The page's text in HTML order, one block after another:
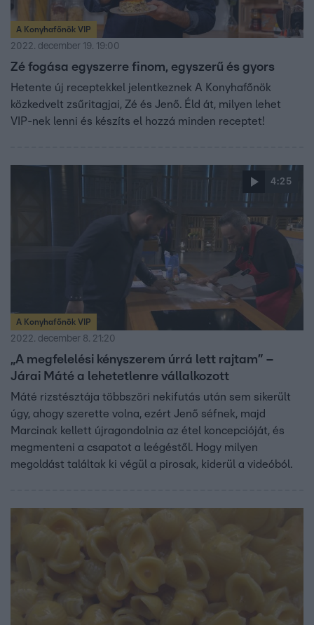
A Konyhafőnök VIP
2022. december 19. 19:00
Zé fogása egyszerre finom, egyszerű és gyors
Hetente új receptekkel jelentkeznek A Konyhafőnök
közkedvelt zsűritagjai, Zé és Jenő. Éld át, milyen lehet
VIP-nek lenni és készíts el hozzá minden receptet!
4:25
A Konyhafőnök VIP
2022. december 8. 21:20
„A megfelelési kényszerem úrrá lett rajtam” –
Járai Máté a lehetetlenre vállalkozott
Máté rizstésztája többszöri nekifutás után sem sikerült
úgy, ahogy szerette volna, ezért Jenő séfnek, majd
Marcinak kellett újragondolnia az étel koncepcióját, és
megmenteni a csapatot a leégéstől. Hogy milyen
megoldást találtak ki végül a pirosak, kiderül a videóból.